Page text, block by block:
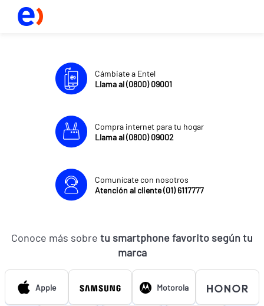
Cámbiate a Entel
Llama al (0800) 09001
Compra internet para tu hogar
Llama al (0800) 09002
Comunícate con nosotros
Atención al cliente (01) 6117777
Conoce más sobre tu smartphone favorito según tu
marca
Apple Motorola